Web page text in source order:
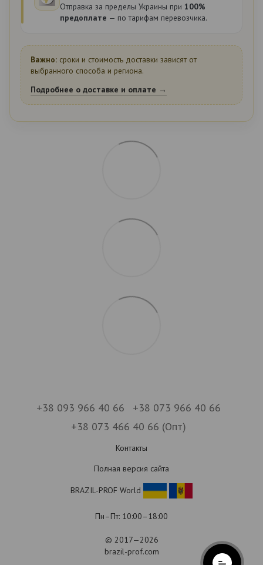
Отправка за пределы Украины при 100%
предоплате — по тарифам перевозчика.
Важно: сроки и стоимость доставки зависят от
выбранного способа и региона.
Подробнее о доставке и оплате →
+38 093 966 40 66
+38 073 966 40 66
+38 073 466 40 66 (Опт)
Контакты
Полная версия сайта
BRAZIL-PROF World
Пн–Пт: 10:00–18:00
© 2017—2026
brazil-prof.com